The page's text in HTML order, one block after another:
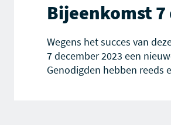
Bijeenkomst
Wegens het succes van
7 december 2023 een
Genodigden hebben reeds